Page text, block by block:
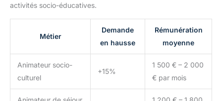
activités socio-éducatives.
Métier
Demande
en hausse
Rémunération
moyenne
Animateur socio-
culturel
+15%
1 500 € – 2 000
€ par mois